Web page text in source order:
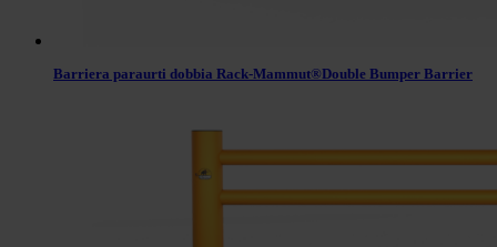
Barriera paraurti dobbia Rack-Mammut®Double Bumper Barrier